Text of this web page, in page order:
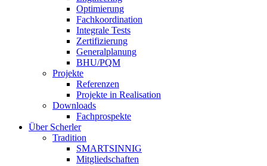
Optimierung
Fachkoordination
Integrale Tests
Zertifizierung
Generalplanung
BHU/PQM
Projekte
Referenzen
Projekte in Realisation
Downloads
Fachprospekte
Über Scherler
Tradition
SMARTSINNIG
Mitgliedschaften